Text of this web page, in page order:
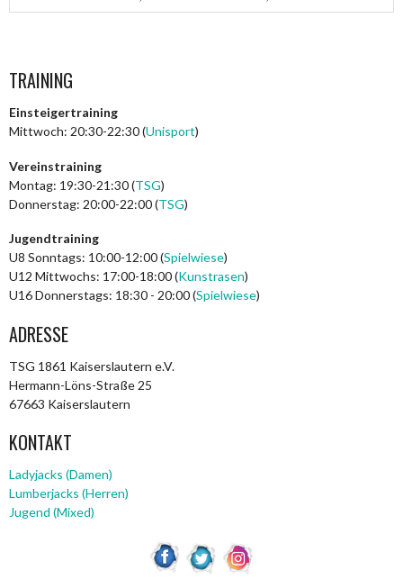
TRAINING
Einsteigertraining
Mittwoch: 20:30-22:30 (Unisport)
Vereinstraining
Montag: 19:30-21:30 (TSG)
Donnerstag: 20:00-22:00 (TSG)
Jugendtraining
U8 Sonntags: 10:00-12:00 (Spielwiese)
U12 Mittwochs: 17:00-18:00 (Kunstrasen)
U16 Donnerstags: 18:30 - 20:00 (Spielwiese)
ADRESSE
TSG 1861 Kaiserslautern e.V.
Hermann-Löns-Straße 25
67663 Kaiserslautern
KONTAKT
Ladyjacks (Damen)
Lumberjacks (Herren)
Jugend (Mixed)